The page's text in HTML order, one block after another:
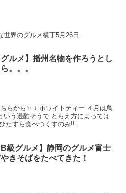
界のグルメ横丁5月26日
グルメ】播州名物を作ろうとし
。。。
らから✨ ↓ ホワイトティー ４月は鳥
いう過酷そうで とらえ方によっては
たすら食べつくすのみ!!
B級グルメ】静岡のグルメ富士
きそばをたべてきた！